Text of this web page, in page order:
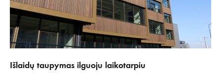
Išlaidų taupymas ilguoju laikotarpiu